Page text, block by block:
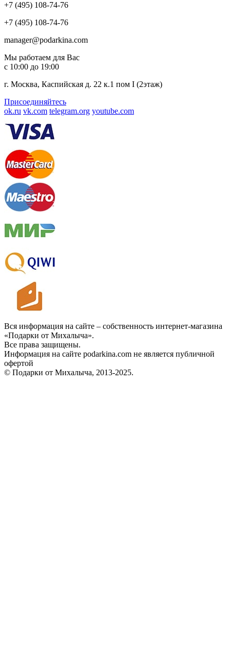
+7 (495) 108-74-76
+7 (495) 108-74-76
manager@podarkina.com
Мы работаем для Вас
с 10:00 до 19:00
г. Москва, Каспийская д. 22 к.1 пом I (2этаж)
Присоединяйтесь
ok.ru vk.com telegram.org youtube.com
Вся информация на сайте – собственность интернет-магазина
«Подарки от Михалыча».
Все права защищены.
Информация на сайте podarkina.com не является публичной
офертой
© Подарки от Михалыча, 2013-2025.